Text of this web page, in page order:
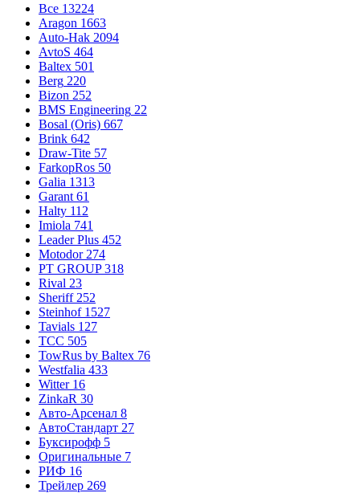
Все 13224
Aragon 1663
Auto-Hak 2094
AvtoS 464
Baltex 501
Berg 220
Bizon 252
BMS Engineering 22
Bosal (Oris) 667
Brink 642
Draw-Tite 57
FarkopRos 50
Galia 1313
Garant 61
Halty 112
Imiola 741
Leader Plus 452
Motodor 274
PT GROUP 318
Rival 23
Sheriff 252
Steinhof 1527
Tavials 127
TCC 505
TowRus by Baltex 76
Westfalia 433
Witter 16
ZinkaR 30
Авто-Арсенал 8
АвтоСтандарт 27
Буксирофф 5
Оригинальные 7
РИФ 16
Трейлер 269